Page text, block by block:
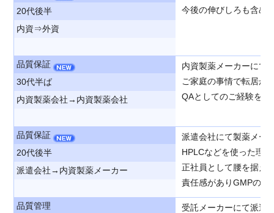
今後の伸びしろも含め
20代後半
内資⇒外資
品質保証
内資製薬メーカーにて
ご家庭の事情で転居が
QAとしてのご経験を
30代半ば
内資製薬会社→内資製薬会社
品質保証
派遣会社にて製薬メー
HPLCなどを使った理
正社員として腰を据え
責任感がありGMPの知
20代後半
派遣会社→内資製薬メーカー
品質管理
受託メーカーにて派遣